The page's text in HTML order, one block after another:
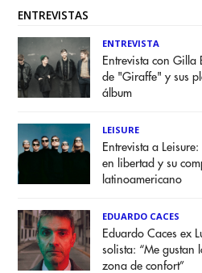
ENTREVISTAS
ENTREVISTA
Entrevista con Gilla
de "Giraffe" y sus
álbum
LEISURE
Entrevista a
en libertad y su
latinoamericano
EDUARDO CACES
Eduardo Caces ex
solista: “Me gustan
zona de confort”